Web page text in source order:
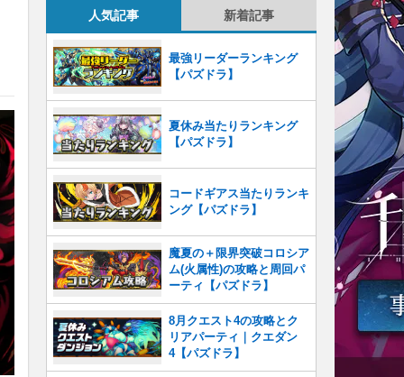
人気記事 新着記事
最強リーダーランキング
【パズドラ】
夏休み当たりランキング
【パズドラ】
コードギアス当たりランキ
ング【パズドラ】
魔夏の＋限界突破コロシア
ム(火属性)の攻略と周回パ
ーティ【パズドラ】
8月クエスト4の攻略とク
リアパーティ｜クエダン
4【パズドラ】